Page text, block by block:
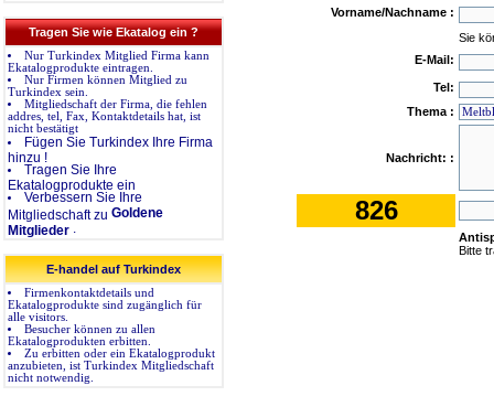
Tragen Sie wie Ekatalog ein ?
Nur Turkindex Mitglied Firma kann
Ekatalogprodukte eintragen.
Nur Firmen können Mitglied zu
Turkindex sein.
Mitgliedschaft der Firma, die fehlen
addres, tel, Fax, Kontaktdetails hat, ist
nicht bestätigt
Fügen Sie Turkindex Ihre Firma
hinzu !
Tragen Sie Ihre
Ekatalogprodukte ein
Verbessern Sie Ihre
Mitgliedschaft zu Goldene
Mitglieder .
E-handel auf Turkindex
Firmenkontaktdetails und
Ekatalogprodukte sind zugänglich für
alle visitors.
Besucher können zu allen
Ekatalogprodukten erbitten.
Zu erbitten oder ein Ekatalogprodukt
anzubieten, ist Turkindex Mitgliedschaft
nicht notwendig.
Vorname/Nachname :
Sie
E-Mail:
Tel:
Thema :
Nachricht: :
826
Bitte